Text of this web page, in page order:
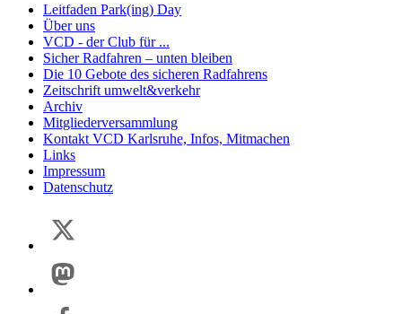
Leitfaden Park(ing) Day
Über uns
VCD - der Club für ...
Sicher Radfahren – unten bleiben
Die 10 Gebote des sicheren Radfahrens
Zeitschrift umwelt&verkehr
Archiv
Mitgliederversammlung
Kontakt VCD Karlsruhe, Infos, Mitmachen
Links
Impressum
Datenschutz